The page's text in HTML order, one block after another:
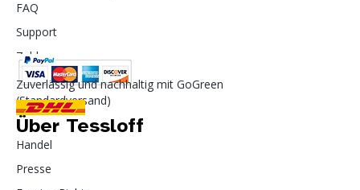
FAQ
Support
Zahlung
Zuverlässig und nachhaltig mit GoGreen
(Standardversand)
Über Tessloff
Handel
Presse